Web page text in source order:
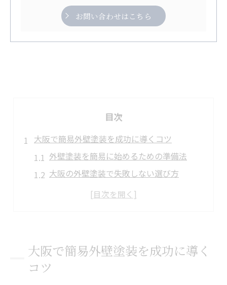
お問い合わせはこちら
目次
大阪で簡易外壁塗装を成功に導くコツ
外壁塗装を簡易に始めるための準備法
大阪の外壁塗装で失敗しない選び方
外壁塗装の簡易施工で注意すべき点
外壁塗装の費用内訳と節約のコツ
大阪で簡易外壁塗装を成功に導く
コツ